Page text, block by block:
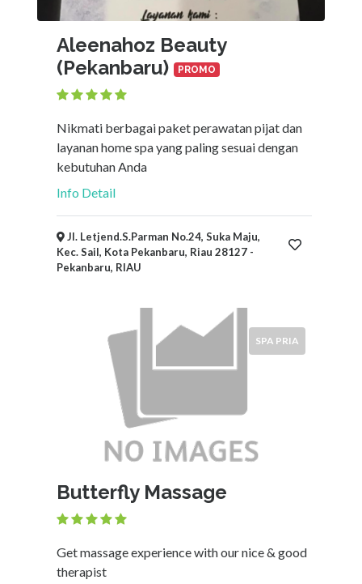
Aleenahoz Beauty
(Pekanbaru)
PROMO
Nikmati berbagai paket perawatan pijat dan
layanan home spa yang paling sesuai dengan
kebutuhan Anda
Info Detail
Jl. Letjend.S.Parman No.24, Suka Maju,
Kec. Sail, Kota Pekanbaru, Riau 28127 -
Pekanbaru, RIAU
SPA PRIA
Butterfly Massage
Get massage experience with our nice & good
therapist